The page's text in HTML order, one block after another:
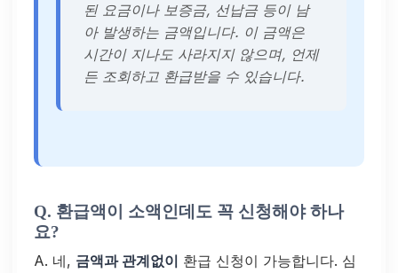
된 요금이나 보증금, 선납금 등이 남
아 발생하는 금액입니다. 이 금액은
시간이 지나도 사라지지 않으며, 언제
든 조회하고 환급받을 수 있습니다.
Q. 환급액이 소액인데도 꼭 신청해야 하나
요?
A. 네, 금액과 관계없이 환급 신청이 가능합니다. 심